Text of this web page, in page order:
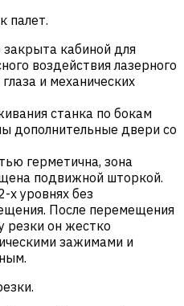
палет.
кабиной для
воздействия лазерного
и механических
станка по бокам
дополнительные двери со
герметична, зона
подвижной шторкой.
х уровнях без
После перемещения
резки он жестко
зажимами и